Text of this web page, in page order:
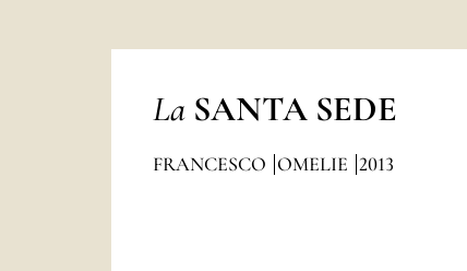
La SANTA SEDE
FRANCESCO OMELIE 2013